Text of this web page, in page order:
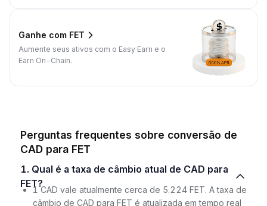
Ganhe com FET
Aumente seus ativos com o Easy Earn e o
Earn On-Chain.
Perguntas frequentes sobre conversão de
CAD para FET
1. Qual é a taxa de câmbio atual de CAD para
FET?
1 CAD vale atualmente cerca de 5.224 FET. A taxa de
câmbio de CAD para FET é atualizada em tempo real